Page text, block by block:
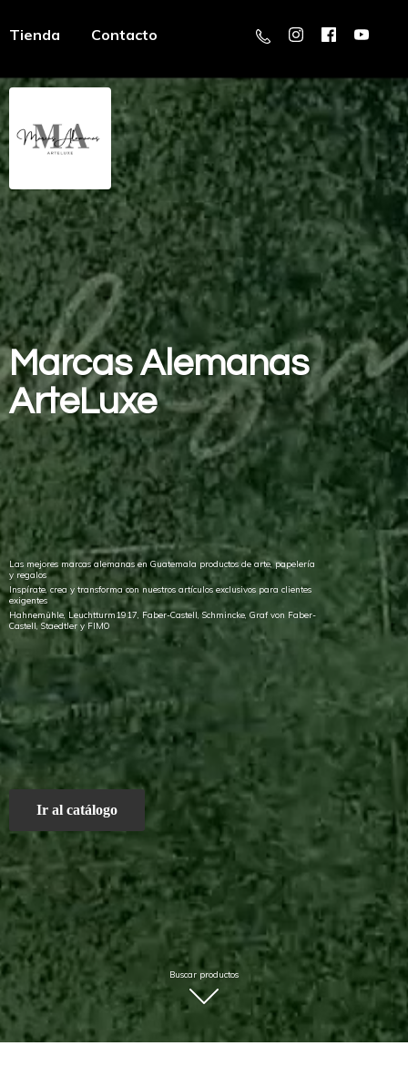
Tienda Contacto
MarcasAlemanas
ArteLuxe
Las mejores marcas alemanas en Guatemala productos de arte, papelería
y regalos
Inspírate, crea y transforma con nuestros artículos exclusivos para clientes
exigentes
Hahnemühle, Leuchtturm1917, Faber-Castell, Schmincke, Graf von Faber-
Castell, Staedtler y FIMO
Ir al catálogo
Buscar productos